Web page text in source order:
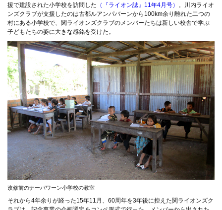
援で建設された小学校を訪問した （『ライオン誌』11年4月号） 。川内ライオ
ンズクラブが支援したのは古都ルアンパバーンから100km余り離れた二つの
村にある小学校で、関ライオンズクラブのメンバーたちは新しい校舎で学ぶ
子どもたちの姿に大きな感銘を受けた。
改修前のナーパワーン小学校の教室
それから4年余りが経った15年11月、60周年を3年後に控えた関ライオンズク